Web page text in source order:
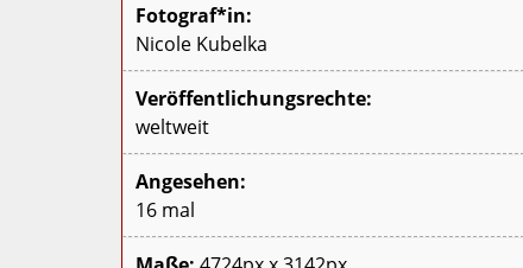
Fotograf*in:
Nicole Kubelka
Veröffentlichungsrechte:
weltweit
Angesehen:
16 mal